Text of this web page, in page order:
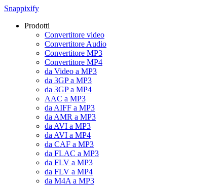
Snappixify
Prodotti
Convertitore video
Convertitore Audio
Convertitore MP3
Convertitore MP4
da Video a MP3
da 3GP a MP3
da 3GP a MP4
AAC a MP3
da AIFF a MP3
da AMR a MP3
da AVI a MP3
da AVI a MP4
da CAF a MP3
da FLAC a MP3
da FLV a MP3
da FLV a MP4
da M4A a MP3